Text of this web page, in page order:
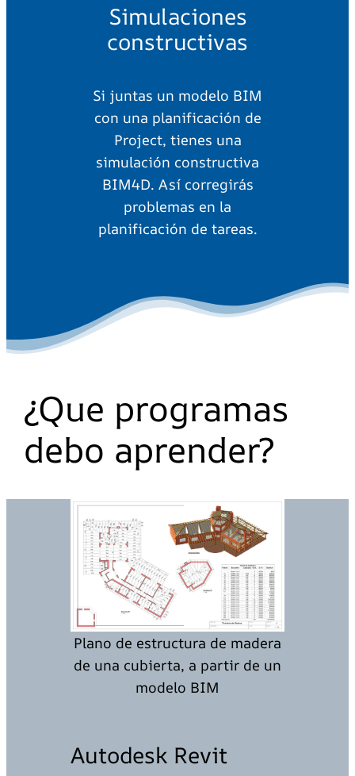
Simulaciones
constructivas
Si juntas un modelo BIM
con una planificación de
Project, tienes una
simulación constructiva
BIM4D. Así corregirás
problemas en la
planificación de tareas.
¿Que programas
debo aprender?
Plano de estructura de madera
de una cubierta, a partir de un
modelo BIM
Autodesk Revit